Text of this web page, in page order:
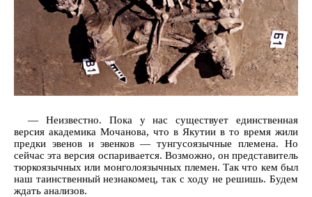
— Неизвестно. Пока у нас существует единственная
версия академика Мочанова, что в Якутии в то время жили
предки эвенов и эвенков — тунгусоязычные племена. Но
сейчас эта версия оспаривается. Возможно, он представитель
тюркоязычных или монголоязычных племен. Так что кем был
наш таинственный незнакомец, так с ходу не решишь. Будем
ждать анализов.